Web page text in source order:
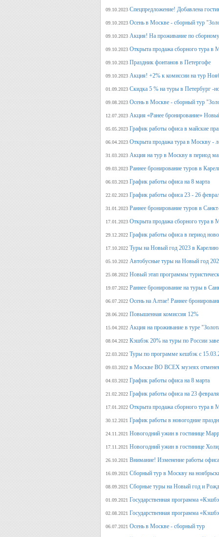
09.10.2023 Спецпредложение! Добавлена
09.10.2023 Осень в Москве - сборный тур
09.10.2023 Акция! На проживание по
09.10.2023 Открыта продажа сборного тура в
09.10.2023 Праздник фонтанов в Петергофе
09.10.2023 Акция! +2% к комиссии на тур
01.09.2023 Скидка 5 % на туры в Петербург -
09.08.2023 Осень в Москве - сборный тур
12.07.2023 Акция «Ранее бронирование»
05.05.2023 График работы офиса в майские
06.04.2023 Открыта продажа тура в Москву -
31.03.2023 Акция на тур в Москву в период
09.03.2023 Раннее бронирование туров в
06.03.2023 График работы офиса на 8 марта
22.02.2023 График работы офиса 23 - 26
31.01.2023 Раннее бронирование туров в
17.01.2023 Открыта продажа сборного тура в
29.12.2022 График работы офиса в период
17.10.2022 Туры на Новый год 2023 в Карелию
05.10.2022 Автобусные туры на Новый год
25.08.2022 Новый этап программы
19.07.2022 Раннее бронирование на туры в
06.07.2022 Осень на Алтае! Раннее
28.06.2022 Повышенная комиссия 12%
15.04.2022 Акция на проживание в туре
08.04.2022 Кэшбэк 20% на туры по России
22.03.2022 Туры по программе кешбэк с
09.03.2022 в Москве ВО ВСЕХ музеях
04.03.2022 График работы офиса на 8 марта
21.02.2022 График работы офиса на 23 февраля
17.01.2022 Открыта продажа сборного тура в
30.12.2021 График работы в новогодние
24.11.2021 Новогодний ужин в гостинице
17.11.2021 Новогодний ужин в гостинице
26.10.2021 Внимание! Изменение работы
16.09.2021 Сборный тур в Москву на
08.09.2021 Сборные туры на Новый год и
01.09.2021 Государственная программа
02.08.2021 Государственная программа
06.07.2021 Осень в Москве - сборный тур